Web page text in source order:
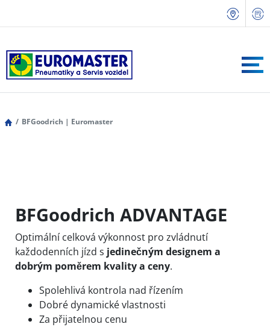
BFGoodrich | Euromaster
BFGoodrich ADVANTAGE
Optimální celková výkonnost pro zvládnutí
každodenních jízd s jedinečným designem a
dobrým poměrem kvality a ceny.
Spolehlivá kontrola nad řízením
Dobré dynamické vlastnosti
Za přijatelnou cenu